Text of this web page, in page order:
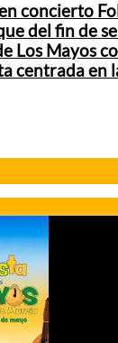
concierto
del fin de
Los Mayos
centrada en